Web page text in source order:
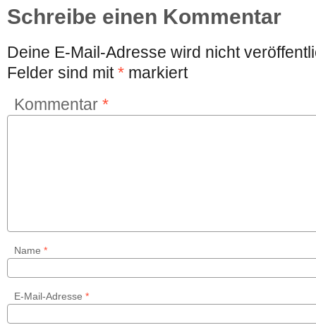
Schreibe einen Kommentar
Deine E-Mail-Adresse wird nicht
Felder sind mit* markiert
Kommentar *
Name *
E-Mail-Adresse *